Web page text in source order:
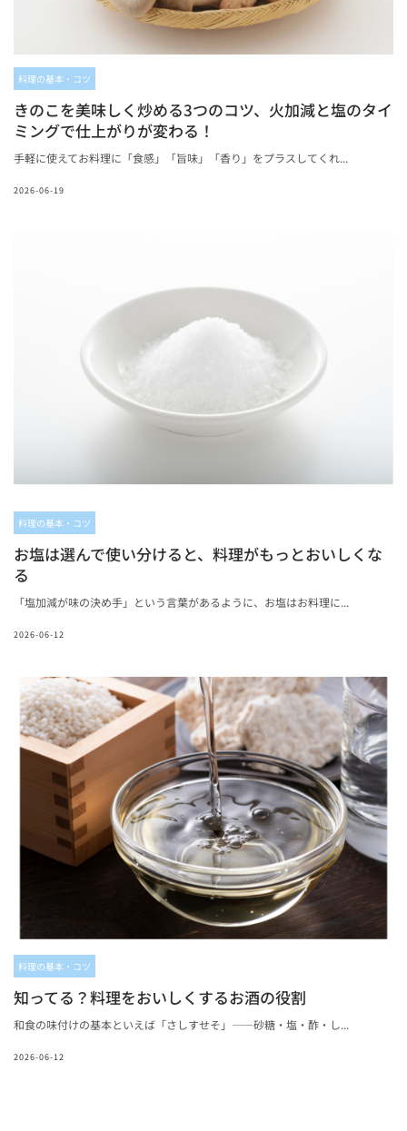
料理の基本・コツ
きのこを美味しく炒める3つのコツ、火加減と塩のタイ
ミングで仕上がりが変わる！
手軽に使えてお料理に「食感」「旨味」「香り」をプラスしてくれ...
2026-06-19
料理の基本・コツ
お塩は選んで使い分けると、料理がもっとおいしくな
る
「塩加減が味の決め手」という言葉があるように、お塩はお料理に...
2026-06-12
料理の基本・コツ
知ってる？料理をおいしくするお酒の役割
和食の味付けの基本といえば「さしすせそ」——砂糖・塩・酢・し...
2026-06-12